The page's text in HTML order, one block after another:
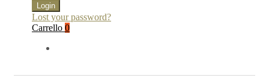
Login
Lost your password?
Carrello 0